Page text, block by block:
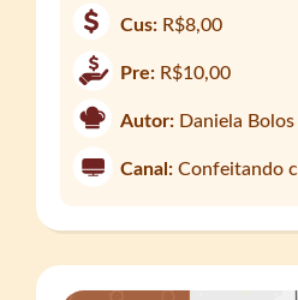
Cus: R$8,00
Pre: R$10,00
Autor: Daniela Bolos
Canal: Confeitando